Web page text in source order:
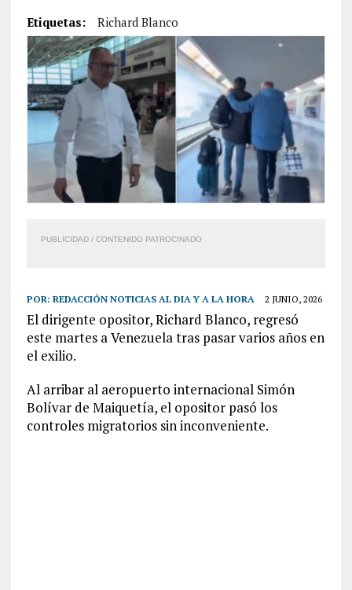
Etiquetas: Richard Blanco
PUBLICIDAD / CONTENIDO PATROCINADO
POR: REDACCIÓN NOTICIAS AL DIA Y A LA HORA 2 JUNIO, 2026
El dirigente opositor, Richard Blanco, regresó
este martes a Venezuela tras pasar varios años en
el exilio.
Al arribar al aeropuerto internacional Simón
Bolívar de Maiquetía, el opositor pasó los
controles migratorios sin inconveniente.